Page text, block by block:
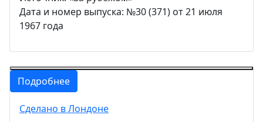
Дата и номер выпуска: №30 (371) от 21 июля
1967 года
Подробнее
Сделано в Лондоне